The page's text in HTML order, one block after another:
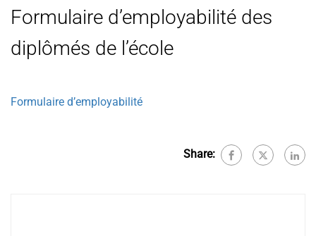
Formulaire d’employabilité des
diplômés de l’école
Formulaire d’employabilité
Share: